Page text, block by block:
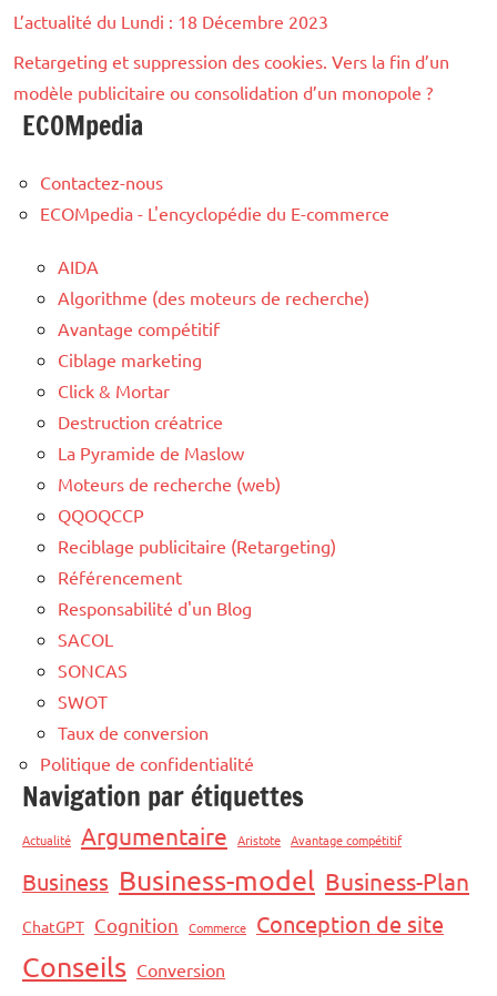
L’actualité du Lundi : 18 Décembre 2023
Retargeting et suppression des cookies. Vers la fin d’un
modèle publicitaire ou consolidation d’un monopole ?
ECOMpedia
Contactez-nous
ECOMpedia - L'encyclopédie du E-commerce
AIDA
Algorithme (des moteurs de recherche)
Avantage compétitif
Ciblage marketing
Click & Mortar
Destruction créatrice
La Pyramide de Maslow
Moteurs de recherche (web)
QQOQCCP
Reciblage publicitaire (Retargeting)
Référencement
Responsabilité d'un Blog
SACOL
SONCAS
SWOT
Taux de conversion
Politique de confidentialité
Navigation par étiquettes
Actualité Argumentaire Aristote Avantage compétitif
Business Business-model Business-Plan
ChatGPT Cognition Commerce Conception de site
Conseils Conversion